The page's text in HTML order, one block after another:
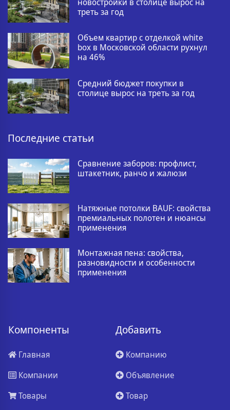
треть за год
Объем квартир с отделкой white
box в Московской области рухнул
на 46%
Средний бюджет покупки в
столице вырос на треть за год
Последние статьи
Сравнение заборов: профлист,
штакетник, ранчо и жалюзи
Натяжные потолки BAUF: свойства
премиальных полотен и нюансы
применения
Монтажная пена: свойства,
разновидности и особенности
применения
Компоненты
Главная
Компании
Товары
Добавить
Компанию
Объявление
Товар